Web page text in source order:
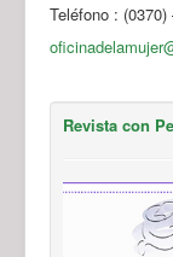
Teléfono :
Revista con